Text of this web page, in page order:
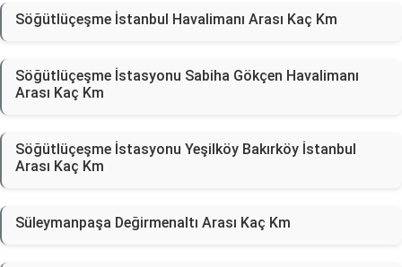
Söğütlüçeşme İstanbul Havalimanı Arası Kaç Km
Söğütlüçeşme İstasyonu Sabiha Gökçen Havalimanı
Arası Kaç Km
Söğütlüçeşme İstasyonu Yeşilköy Bakırköy İstanbul
Arası Kaç Km
Süleymanpaşa Değirmenaltı Arası Kaç Km